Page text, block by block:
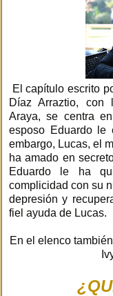
El capítulo escrito
Díaz Arraztio, con
Araya, se centra
esposo Eduardo le
embargo, Lucas, el
ha amado en
Eduardo le ha
complicidad con su
depresión y
fiel ayuda de Lucas.
En el elenco